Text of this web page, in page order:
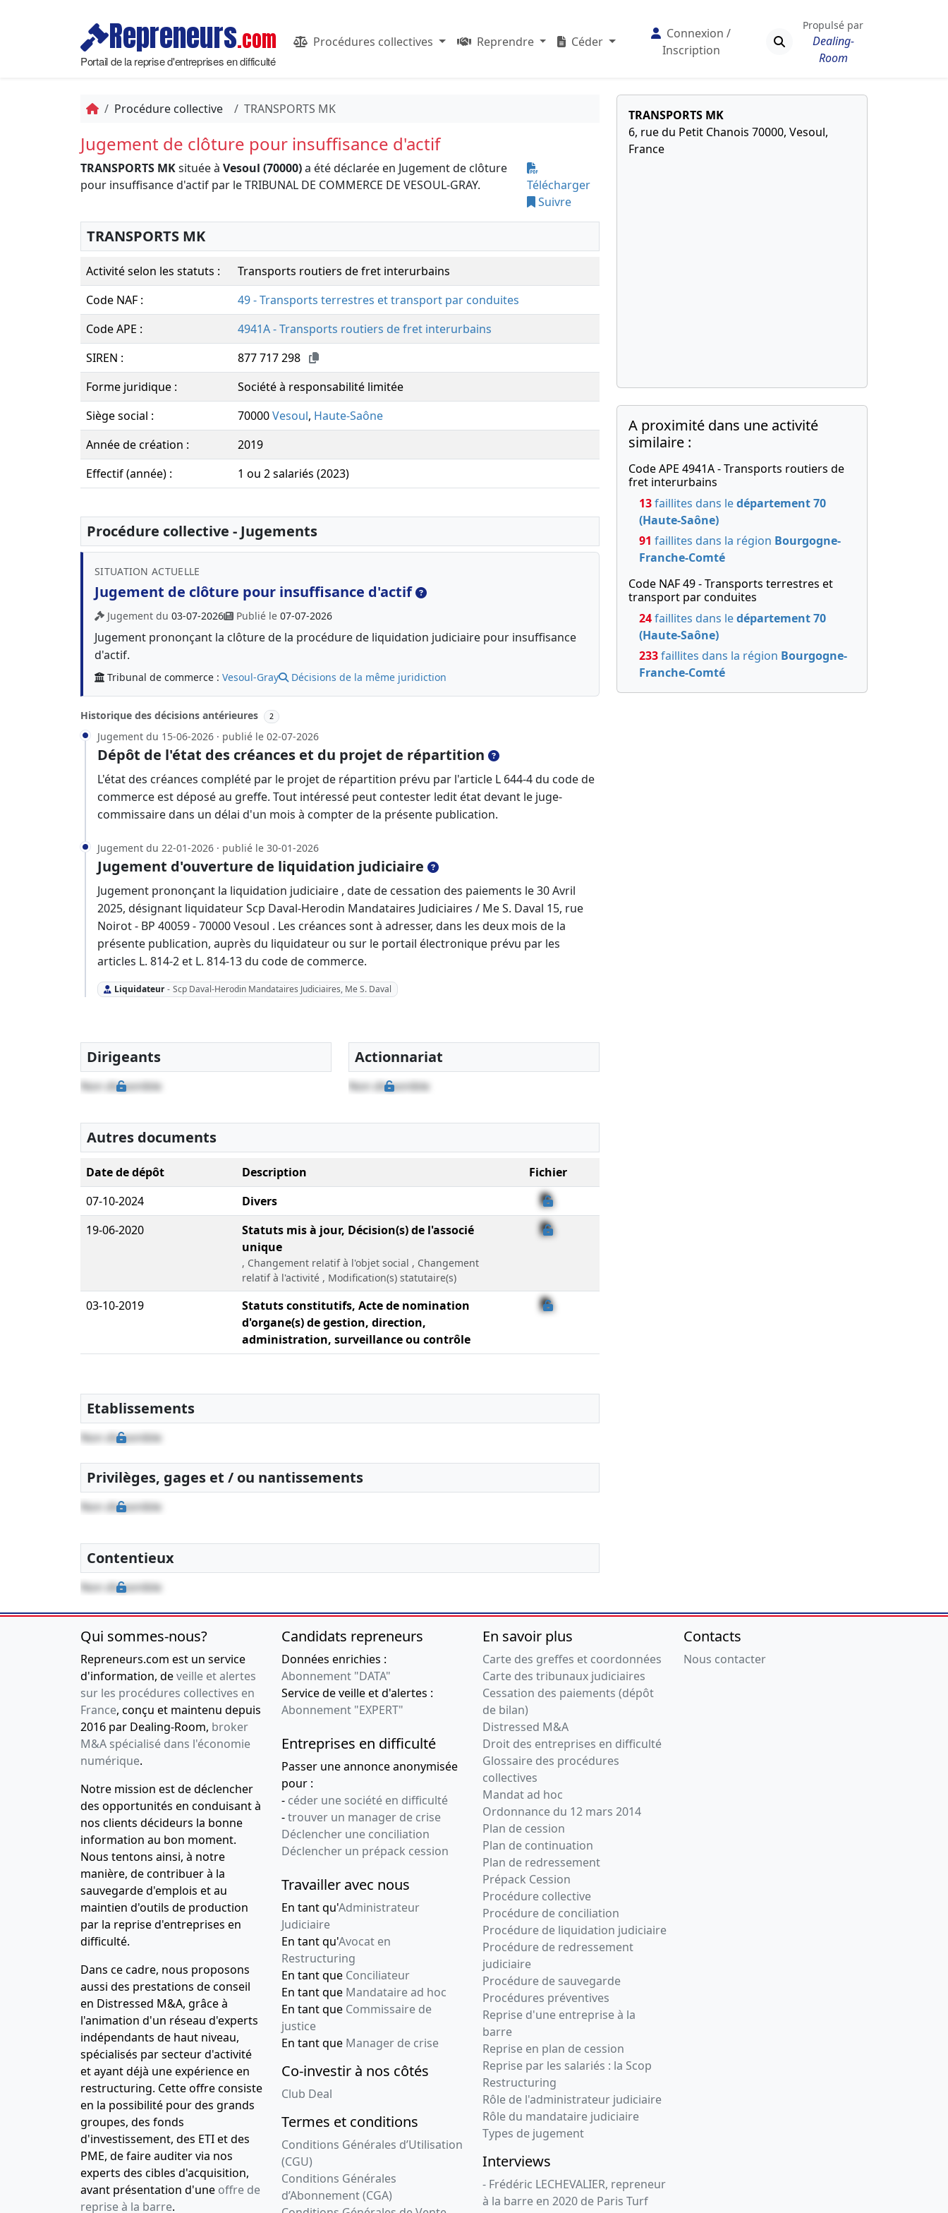
Repreneurs.com
Portail de la reprise d'entreprises en difficulté
Procédures collectives Reprendre Céder
Connexion /
Inscription
Propulsé par
Dealing-
Room
Procédure collective TRANSPORTS MK
Jugement de clôture pour insuffisance d'actif
TRANSPORTS MKsituée à Vesoul (70000)a été déclarée en Jugement de clôture
pour insuffisance d'actif par le TRIBUNAL DE COMMERCE DE VESOUL-GRAY.
Télécharger
Suivre
TRANSPORTS MK
Activité selon les statuts :
Transports routiers de fret interurbains
Code NAF :
49 - Transports terrestres et transport par conduites
Code APE :
4941A - Transports routiers de fret interurbains
SIREN :
877 717 298
Forme juridique :
Société à responsabilité limitée
Siège social :
70000Vesoul, Haute-Saône
Année de création :
2019
Effectif (année) :
1 ou 2 salariés (2023)
Procédure collective - Jugements
SITUATION ACTUELLE
Jugement de clôture pour insuffisance d'actif
Jugement du 03-07-2026 Publié le 07-07-2026
Jugement prononçant la clôture de la procédure de liquidation judiciaire pour insuffisance
d'actif.
Tribunal de commerce : Vesoul-Gray Décisions de la même juridiction
Historique des décisions antérieures 2
Jugement du 15-06-2026 · publié le 02-07-2026
Dépôt de l'état des créances et du projet de répartition
L'état des créances complété par le projet de répartition prévu par l'article L 644-4 du code de
commerce est déposé au greffe. Tout intéressé peut contester ledit état devant le juge-
commissaire dans un délai d'un mois à compter de la présente publication.
Jugement du 22-01-2026 · publié le 30-01-2026
Jugement d'ouverture de liquidation judiciaire
Jugement prononçant la liquidation judiciaire , date de cessation des paiements le 30 Avril
2025, désignant liquidateur Scp Daval-Herodin Mandataires Judiciaires / Me S. Daval 15, rue
Noirot - BP 40059 - 70000 Vesoul . Les créances sont à adresser, dans les deux mois de la
présente publication, auprès du liquidateur ou sur le portail électronique prévu par les
articles L. 814-2 et L. 814-13 du code de commerce.
Liquidateur - Scp Daval-Herodin Mandataires Judiciaires, Me S. Daval
Dirigeants
Non disponible
Actionnariat
Non disponible
Autres documents
Date de dépôt Description
Fichier
07-10-2024
Divers
19-06-2020
Statuts mis à jour, Décision(s) de l'associé
unique
, Changement relatif à l'objet social , Changement
relatif à l'activité , Modification(s) statutaire(s)
03-10-2019
Statuts constitutifs, Acte de nomination
d'organe(s) de gestion, direction,
administration, surveillance ou contrôle
Etablissements
Non disponible
Privilèges, gages et / ou nantissements
Non disponible
Contentieux
Non disponible
TRANSPORTS MK
6, rue du Petit Chanois 70000, Vesoul,
France
A proximité dans une activité
similaire :
Code APE 4941A - Transports routiers de
fret interurbains
13faillites dans ledépartement 70
(Haute-Saône)
91 faillites dans la région Bourgogne-
Franche-Comté
Code NAF 49 - Transports terrestres et
transport par conduites
24faillites dans ledépartement 70
(Haute-Saône)
233faillites dans la région Bourgogne-
Franche-Comté
Qui sommes-nous?
Repreneurs.com est un service
d'information, deveille et alertes
sur les procédures collectives en
France, conçu et maintenu depuis
2016 par Dealing-Room, broker
M&A spécialisé dans l'économie
numérique.
Notre mission est de déclencher
des opportunités en conduisant à
nos clients décideurs la bonne
information au bon moment.
Nous tentons ainsi, à notre
manière, de contribuer à la
sauvegarde d'emplois et au
maintien d'outils de production
par la reprise d'entreprises en
difficulté.
Dans ce cadre, nous proposons
aussi des prestations de conseil
en Distressed M&A, grâce à
l'animation d'un réseau d'experts
indépendants de haut niveau,
spécialisés par secteur d'activité
et ayant déjà une expérience en
restructuring. Cette offre consiste
en la possibilité pour des grands
groupes, des fonds
d'investissement, des ETI et des
PME, de faire auditer via nos
experts des cibles d'acquisition,
avant présentation d'une offre de
reprise à la barre.
Candidats repreneurs
Données enrichies :
Abonnement "DATA"
Service de veille et d'alertes :
Abonnement "EXPERT"
Entreprises en difficulté
Passer une annonce anonymisée
pour :
- céder une société en difficulté
-trouver un manager de crise
Déclencher une conciliation
Déclencher un prépack cession
Travailler avec nous
En tant qu'Administrateur
Judiciaire
En tant qu'Avocat en
Restructuring
En tant que Conciliateur
En tant que Mandataire ad hoc
En tant que Commissaire de
justice
En tant que Manager de crise
Co-investir à nos côtés
Club Deal
Termes et conditions
Conditions Générales d’Utilisation
(CGU)
Conditions Générales
d’Abonnement (CGA)
En savoir plus
Carte des greffes et coordonnées
Carte des tribunaux judiciaires
Cessation des paiements (dépôt
de bilan)
Distressed M&A
Droit des entreprises en difficulté
Glossaire des procédures
collectives
Mandat ad hoc
Ordonnance du 12 mars 2014
Plan de cession
Plan de continuation
Plan de redressement
Prépack Cession
Procédure collective
Procédure de conciliation
Procédure de liquidation judiciaire
Procédure de redressement
judiciaire
Procédure de sauvegarde
Procédures préventives
Reprise d'une entreprise à la
barre
Reprise en plan de cession
Reprise par les salariés : la Scop
Restructuring
Rôle de l'administrateur judiciaire
Rôle du mandataire judiciaire
Types de jugement
Interviews
- Frédéric LECHEVALIER, repreneur
à la barre en 2020 de Paris Turf
Contacts
Nous contacter